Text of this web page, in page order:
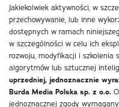
Jakiekolwiek aktywności, w
przechowywanie, lub inne
dostępnych w ramach
w szczególności w celu ich
rozwoju, modyfikacji i szkolenia
algorytmów lub sztucznej
uprzedniej, jednoznacznie
Burda Media Polska sp. z o.o.
jednoznacznej zgody